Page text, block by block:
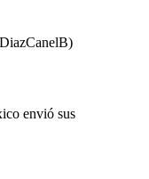
envió sus